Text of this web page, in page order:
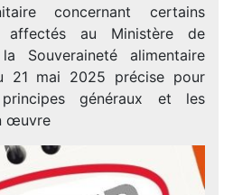
concernant certains
au Ministère de
Souveraineté alimentaire
21 mai 2025 précise pour
généraux et les
œuvre